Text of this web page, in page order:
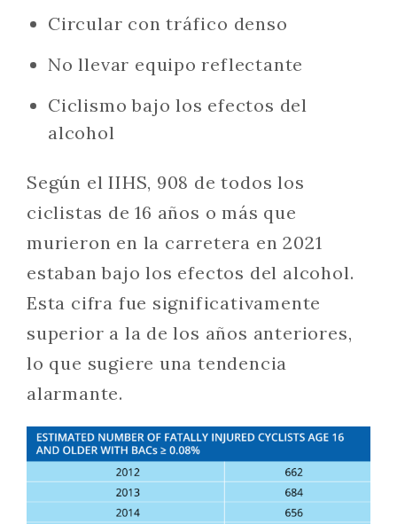
Circular con tráfico denso
No llevar equipo reflectante
Ciclismo bajo los efectos del
alcohol
Según el IIHS, 908 de todos los
ciclistas de 16 años o más que
murieron en la carretera en 2021
estaban bajo los efectos del alcohol.
Esta cifra fue significativamente
superior a la de los años anteriores,
lo que sugiere una tendencia
alarmante.